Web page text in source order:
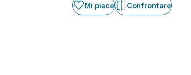
Mi piace Confrontare